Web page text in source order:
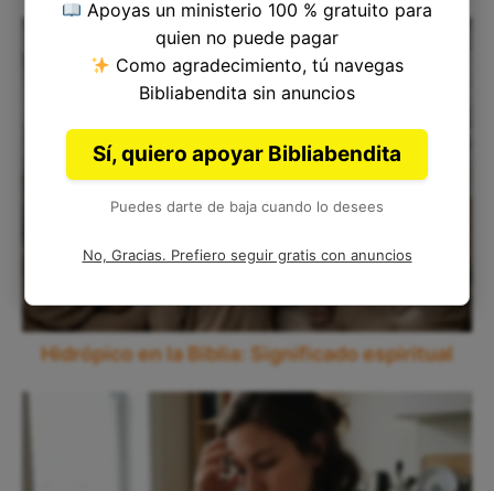
Hidrópico en la Biblia: Significado espiritual
Apoyas un ministerio 100 % gratuito para
quien no puede pagar
Como agradecimiento, tú navegas
Bibliabendita sin anuncios
Sí, quiero apoyar Bibliabendita
Puedes darte de baja cuando lo desees
No, Gracias. Prefiero seguir gratis con anuncios